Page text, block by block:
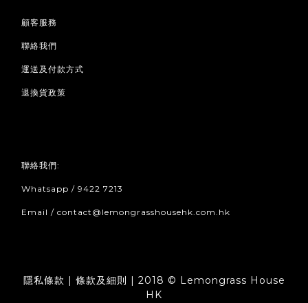
顧客服務
聯絡我們
運送及付款方式
退換貨政策
聯絡我們:
Whatsapp / 9422 7213
Email / contact@lemongrasshousehk.com.hk
隱私條款 | 條款及細則 | 2018 © Lemongrass House
HK